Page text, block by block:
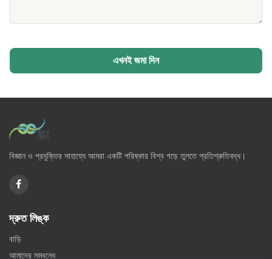
এখনই জমা দিন
বিজ্ঞান ও প্রযুক্তির সাহায্যে আমরা একটি পরিষ্কার বিশ্ব গড়ে তুলতে প্রতিশ্রুতিবদ্ধ।
দ্রুত লিঙ্ক
বাড়ি
আমাদের সম্বন্ধে